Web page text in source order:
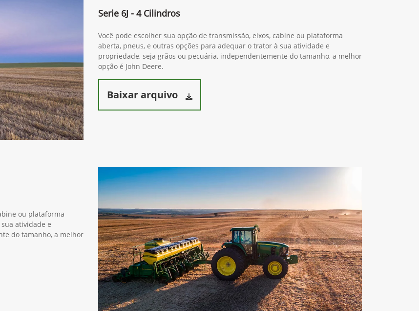
Serie 6J - 4 Cilindros
Você pode escolher sua opção de transmissão, eixos, cabine ou plataforma
aberta, pneus, e outras opções para adequar o trator à sua atividade e
propriedade, seja grãos ou pecuária, independentemente do tamanho, a melhor
opção é John Deere.
Baixar arquivo
ou plataforma
atividade e
do tamanho, a melhor